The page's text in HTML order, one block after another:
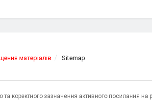
матеріалів Sitemap
та коректного зазначення активного посилання на